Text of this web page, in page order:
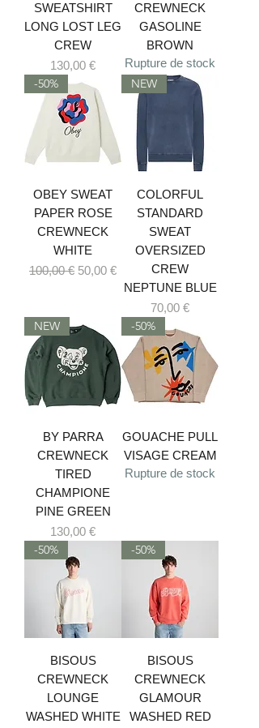
SWEATSHIRT
LONG LOST LEG
CREW
Prix
130,00 €
CREWNECK
GASOLINE
BROWN
Rupture de stock
-50%
OBEY SWEAT
PAPER ROSE
CREWNECK
WHITE
Prix original
100,00 € Prix promotionnel
50,00 €
NEW
COLORFUL
STANDARD
SWEAT
OVERSIZED
CREW
NEPTUNE BLUE
Prix
70,00 €
NEW
BY PARRA
CREWNECK
TIRED
CHAMPIONE
PINE GREEN
Prix
130,00 €
-50%
GOUACHE PULL
VISAGE CREAM
Rupture de stock
-50%
BISOUS
CREWNECK
LOUNGE
WASHED WHITE
-50%
BISOUS
CREWNECK
GLAMOUR
WASHED RED